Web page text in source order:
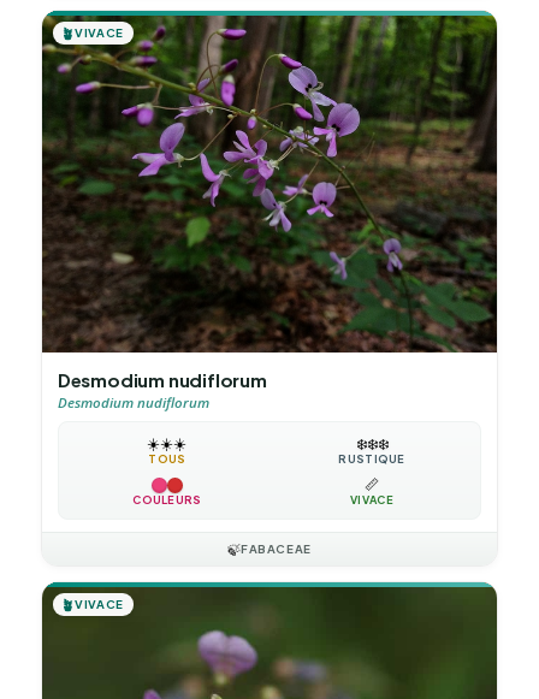
🪴VIVACE
Desmodium nudiflorum
Desmodium nudiflorum
☀️☀️☀️
TOUS
❄️❄️❄️
RUSTIQUE
COULEURS
📏
VIVACE
🍃FABACEAE
🪴VIVACE